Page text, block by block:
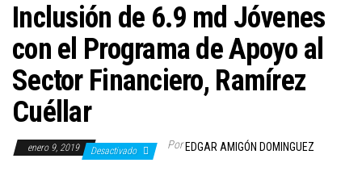
Inclusión de 6.9 md Jóvenes
con el Programa de Apoyo al
Sector Financiero, Ramírez
Cuéllar
enero 9, 2019 Desactivado Por EDGAR AMIGÓN DOMINGUEZ